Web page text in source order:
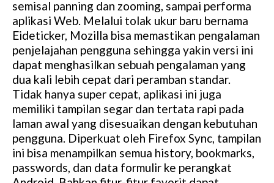
semisal panning dan zooming, sampai performa
aplikasi Web. Melalui tolak ukur baru bernama
Eideticker, Mozilla bisa memastikan pengalaman
penjelajahan pengguna sehingga yakin versi ini
dapat menghasilkan sebuah pengalaman yang
dua kali lebih cepat dari peramban standar.
Tidak hanya super cepat, aplikasi ini juga
memiliki tampilan segar dan tertata rapi pada
laman awal yang disesuaikan dengan kebutuhan
pengguna. Diperkuat oleh Firefox Sync, tampilan
ini bisa menampilkan semua history, bookmarks,
passwords, dan data formulir ke perangkat